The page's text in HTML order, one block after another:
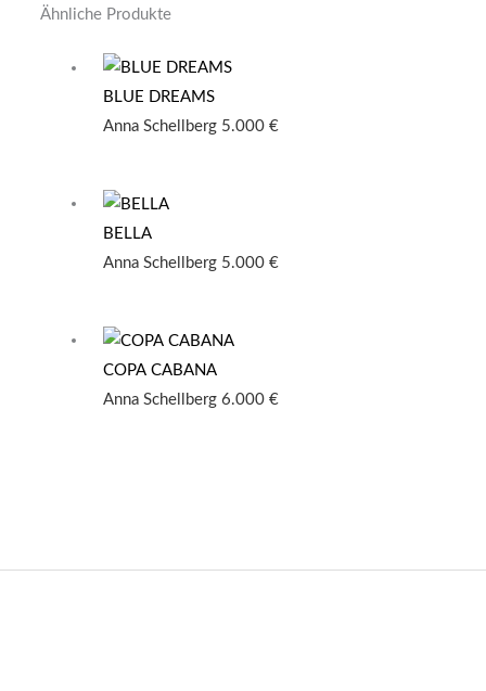
Ähnliche Produkte
BLUE DREAMS
Anna Schellberg 5.000€
BELLA
Anna Schellberg 5.000€
COPA CABANA
Anna Schellberg6.000€